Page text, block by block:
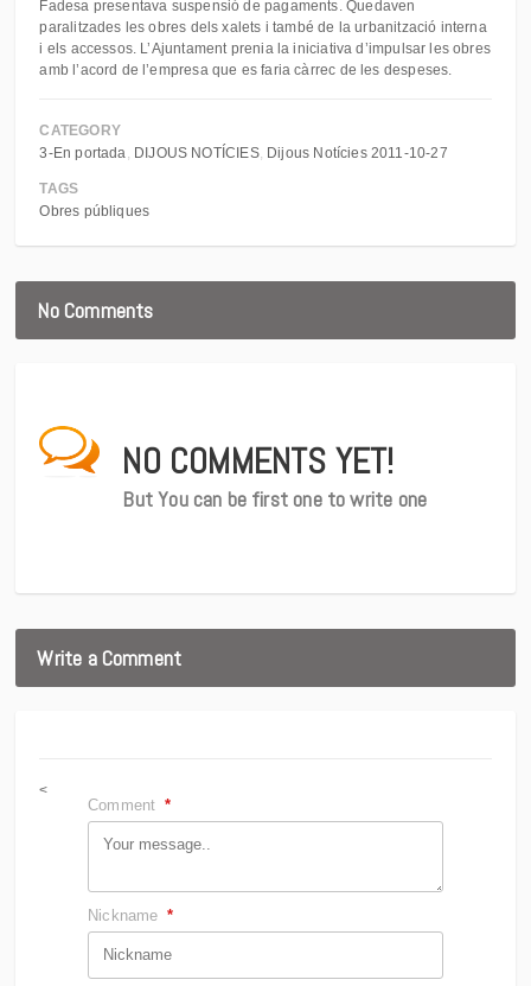
Fadesa presentava suspensió de pagaments. Quedaven
paralitzades les obres dels xalets i també de la urbanització interna
i els accessos. L’Ajuntament prenia la iniciativa d’impulsar les obres
amb l’acord de l’empresa que es faria càrrec de les despeses.
CATEGORY
3-En portada
DIJOUS NOTÍCIES Dijous Notícies 2011-10-27
TAGS
Obres públiques
No Comments
NO COMMENTS YET!
But You can be first one to write one
Write a Comment
<
Comment *
Nickname *